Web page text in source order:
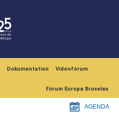
Dokumentation Videofórum
Fórum Europa Bruselas
AGENDA